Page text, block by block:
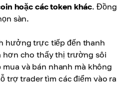
hoặc các token khác. Đồng
sàn.
hưởng trực tiếp đến thanh
cho thấy thị trường sôi
và bán nhanh mà không
trợ trader tìm các điểm vào ra